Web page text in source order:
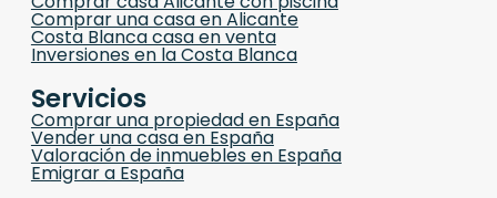
Comprar una casa en Alicante
Costa Blanca casa en venta
Inversiones en la Costa Blanca
Servicios
Comprar una propiedad en España
Vender una casa en España
Valoración de inmuebles en España
Emigrar a España